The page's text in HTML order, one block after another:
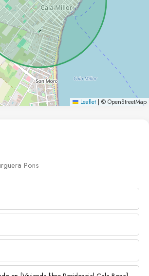
de ser parte de este
residencial, donde se unen la
excepcional y una alta calidad
hogar en Residencial Cala Bona!
mismo para más información y asegura tu
Leaflet © OpenStreetMap
Pons